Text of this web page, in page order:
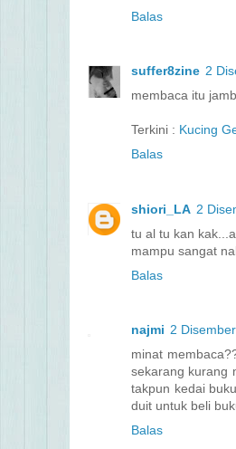
Balas
suffer8zine 2
membaca itu
Terkini : Kucing
Balas
shiori_LA 2
tu al tu kan
mampu sangat
Balas
najmi 2
minat
sekarang kurang
takpun kedai
duit untuk beli
Balas